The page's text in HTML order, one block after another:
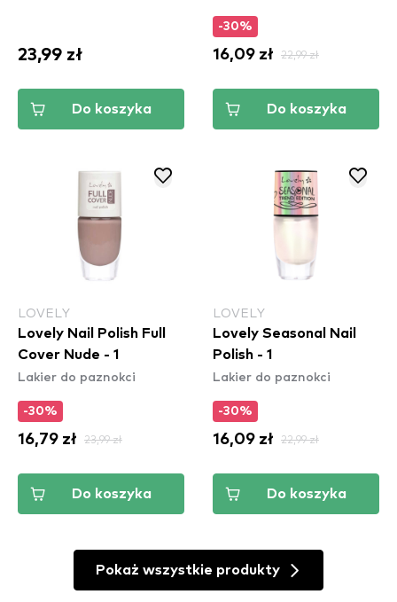
23,99 zł
Do koszyka
-30%
16,09 zł 22,99 zł
Do koszyka
LOVELY
Lovely Nail Polish Full
Cover Nude - 1
Lakier do paznokci
-30%
16,79 zł 23,99 zł
Do koszyka
LOVELY
Lovely Seasonal Nail
Polish - 1
Lakier do paznokci
-30%
16,09 zł 22,99 zł
Do koszyka
Pokaż wszystkie produkty